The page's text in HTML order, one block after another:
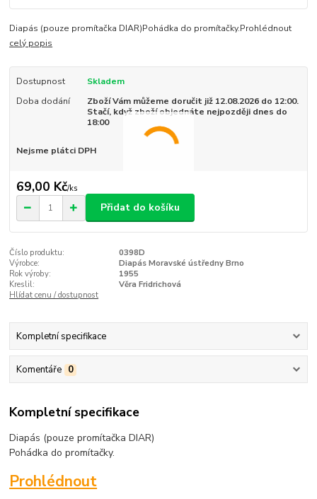
Diapás (pouze promítačka DIAR)Pohádka do promítačky.Prohlédnout
celý popis
Dostupnost
Skladem
Doba dodání
Zboží Vám můžeme doručit již 12.08.2026 do 12:00.
Stačí, když zboží objednáte nejpozději dnes do
18:00
Nejsme plátci DPH
69,00 Kč/ks
Přidat do košíku
Číslo produktu:
0398D
Výrobce:
Diapás Moravské ústředny Brno
Rok výroby:
1955
Kreslil:
Věra Fridrichová
Hlídat cenu / dostupnost
Kompletní specifikace
Komentáře 0
Kompletní specifikace
Diapás (pouze promítačka DIAR)
Pohádka do promítačky.
Prohlédnout